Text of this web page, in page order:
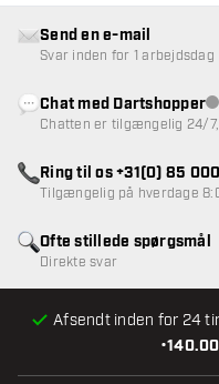
•
Afsendt inden for 24
Ofte stillede spørgsmål
Direkte svar
Send en e-mail
Svar inden for 1 arbejdsdag
Chat med Dartshopper
Chatten er tilgængelig 24/
Ring til os +31(0) 85
Tilgængelig på hverdage